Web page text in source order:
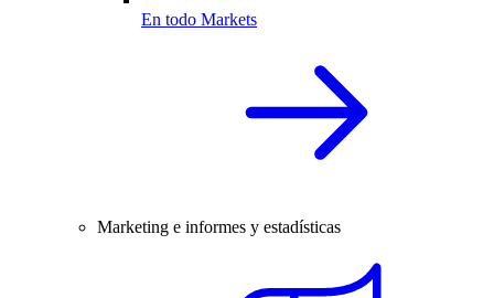
En todo Markets
Marketing e informes y estadísticas